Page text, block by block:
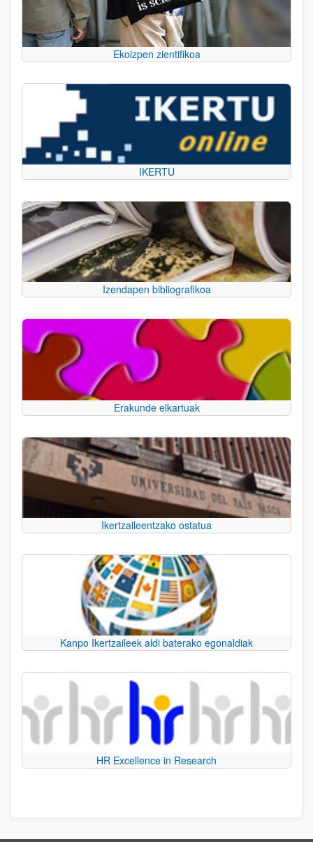
Ekoizpen zientifikoa
IKERTU
Izendapen bibliografikoa
Erakunde elkartuak
Ikertzaileentzako ostatua
Kanpo Ikertzaileek aldi baterako egonaldiak
HR Excellence in Research